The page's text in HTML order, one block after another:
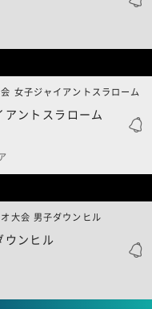
ントスラローム
女子ジャイアントスラローム
ウンヒル
会 男子ダウンヒル